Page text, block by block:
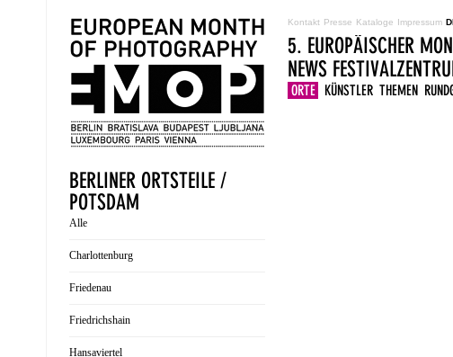
Kontakt Presse Kataloge Impressum
5. EUROPÄISCHER
NEWS
ORTE KÜNSTLER THEMEN
BERLINER ORTSTEILE /
POTSDAM
Alle
Charlottenburg
Friedenau
Friedrichshain
Hansaviertel